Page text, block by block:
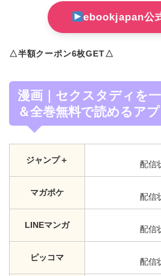
ebookjapan公
△半額クーポン6枚GET△
漫画｜セクスタディを
＆全巻無料で読めるアプ
ジャンプ＋ 配信
マガポケ 配信
LINEマンガ 配信
ピッコマ 配信